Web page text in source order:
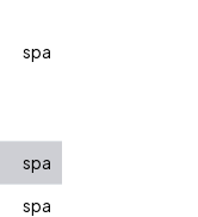
spa
spa
spa